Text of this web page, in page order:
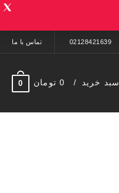
02128421639 تماس با ما
سبد خرید 0 تومان 0